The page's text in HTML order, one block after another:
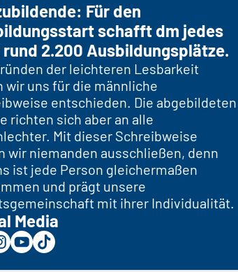
Für den
schafft dm jedes
2.200 Ausbildungsplätze.
der leichteren Lesbarkeit
wir uns für die männliche
entschieden. Die abgebildeten
richten sich aber an alle
Mit dieser Schreibweise
wir niemanden ausschließen, denn
ist jede Person gleichermaßen
und prägt unsere
mit ihrer Individualität.
Media